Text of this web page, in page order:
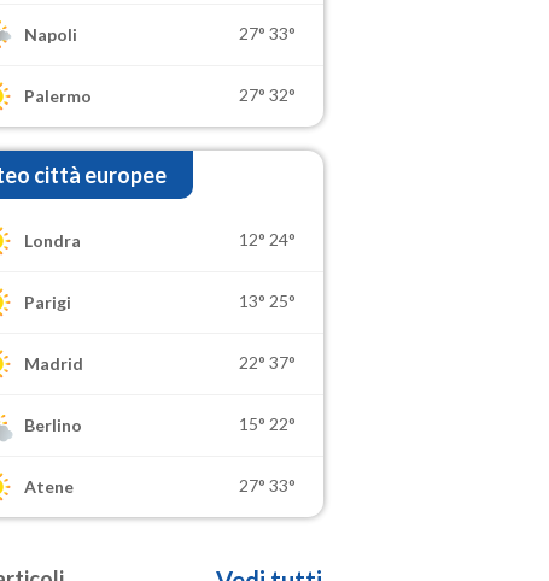
Napoli 27° 33°
Palermo 27° 32°
città europee
Londra 12° 24°
Parigi 13° 25°
Madrid 22° 37°
Berlino 15° 22°
Atene 27° 33°